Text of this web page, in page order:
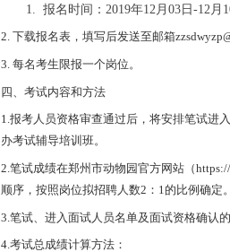
1. 报名时间：2019年12月03日-12月
2. 下载报名表，填写后发送至邮箱
3. 每名考生限报一个岗位。
四、考试内容和方法
1.报考人员资格审查通过后，将安排笔试进
办考试辅导培训班。
2.笔试成绩在郑州市动物园官方网站（
顺序，按照岗位拟招聘人数2：1的比例确定。
3.笔试、进入面试人员名单及面试资格确认
4.考试总成绩计算方法：